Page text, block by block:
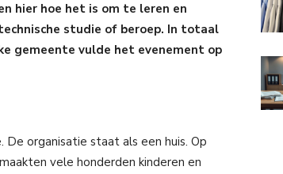
hier hoe het is om te leren en
studie of beroep. In totaal
gemeente vulde het evenement op
organisatie staat als een huis. Op
vele honderden kinderen en